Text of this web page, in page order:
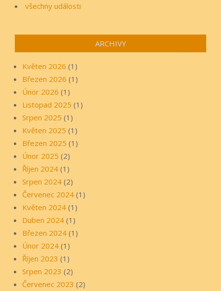
všechny události
ARCHIVY
Květen 2026 (1)
Březen 2026 (1)
Únor 2026 (1)
Listopad 2025 (1)
Srpen 2025 (1)
Květen 2025 (1)
Březen 2025 (1)
Únor 2025 (2)
Říjen 2024 (1)
Srpen 2024 (2)
Červenec 2024 (1)
Květen 2024 (1)
Duben 2024 (1)
Březen 2024 (1)
Únor 2024 (1)
Říjen 2023 (1)
Srpen 2023 (2)
Červenec 2023 (2)